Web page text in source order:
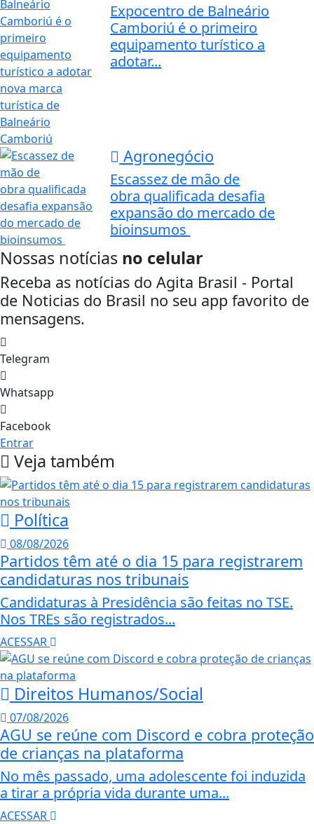
Expocentro de Balneário
Camboriú é o primeiro
equipamento turístico a
adotar...
Agronegócio
Escassez de mão de
obra qualificada desafia
expansão do mercado de
bioinsumos
Nossas notícias no celular
Receba as notícias do Agita Brasil - Portal
de Noticias do Brasil no seu app favorito de
mensagens.
Telegram
Whatsapp
Facebook
Entrar
Veja também
Política
08/08/2026
Partidos têm até o dia 15 para registrarem
candidaturas nos tribunais
Candidaturas à Presidência são feitas no TSE.
Nos TREs são registrados...
ACESSAR
Direitos Humanos/Social
07/08/2026
AGU se reúne com Discord e cobra proteção
de crianças na plataforma
No mês passado, uma adolescente foi induzida
a tirar a própria vida durante uma...
ACESSAR